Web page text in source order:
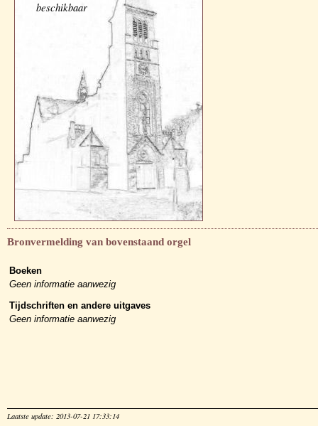
beschikbaar
Bronvermelding van bovenstaand orgel
Boeken
Geen informatie aanwezig
Tijdschriften en andere uitgaves
Geen informatie aanwezig
Laatste update: 2013-07-21 17:33:14